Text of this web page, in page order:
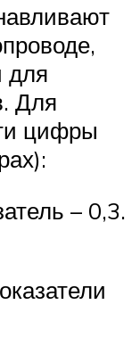
для
Для
цифры
– 0,3.